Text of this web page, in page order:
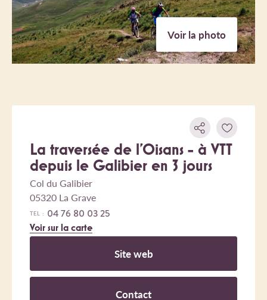
Voir la photo
La traversée de l'Oisans - à VTT
depuis le Galibier en 3 jours
Col du Galibier
05320 La Grave
TEL : 04 76 80 03 25
Voir sur la carte
Site web
Contact